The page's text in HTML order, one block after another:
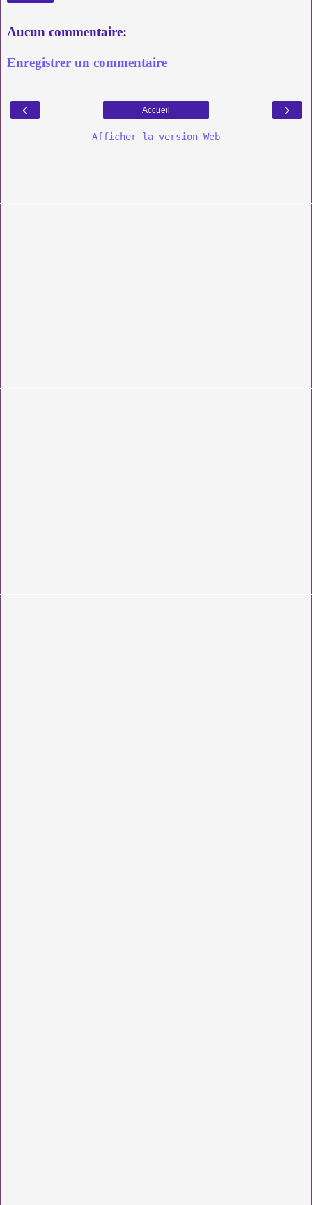
Aucun commentaire:
Enregistrer un commentaire
‹ ›
Accueil
Afficher la version Web